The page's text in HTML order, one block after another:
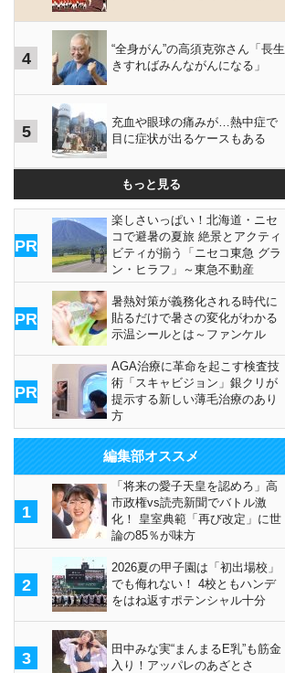
4
“全身がん”の高須克弥さん「長生
きすればみんながんになる」
5
充血や眼球の痛みが…熱中症で
目に症状が出るケースもある
もっと見る
PR
楽しさいっぱい！北海道・ニセ
コで避暑の夏旅 絶景とアクティ
ビティが揃う「ニセコ東急 グラ
ン・ヒラフ」～東急不動産
PR
暑熱対策が義務化される時代に
貼るだけで暑さの変化がわかる
示温シールとは～ファンケル
PR
AGA治療に革命を起こす検査技
術「スキャビジョン」銀クリが
提示する新しい薄毛治療のあり
方
編集部オススメ
1
「将来の愛子天皇を認めろ」高
市政権vs読売新聞でバトル激
化！ 皇室典範「再び改定」に世
論の85％が味方
2
2026夏の甲子園は「初出場校」
でも侮れない！ 4校ともハンデ
をはね返すポテンシャル十分
3
田中みな実“まんまるE乳”も筋金
入り！アッパレのあざとさ